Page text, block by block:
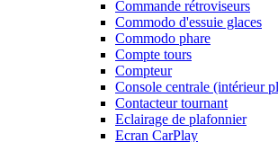
Commande rétroviseurs
Commodo d'essuie glaces
Commodo phare
Compte tours
Compteur
Console centrale (intérieur
Contacteur tournant
Eclairage de plafonnier
Ecran CarPlay